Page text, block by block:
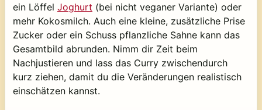
ein Löffel Joghurt (bei nicht veganer Variante) oder
mehr Kokosmilch. Auch eine kleine, zusätzliche Prise
Zucker oder ein Schuss pflanzliche Sahne kann das
Gesamtbild abrunden. Nimm dir Zeit beim
Nachjustieren und lass das Curry zwischendurch
kurz ziehen, damit du die Veränderungen realistisch
einschätzen kannst.